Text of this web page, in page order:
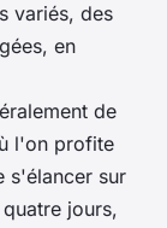
variés, des
en
de
l'on profite
s'élancer sur
jours,